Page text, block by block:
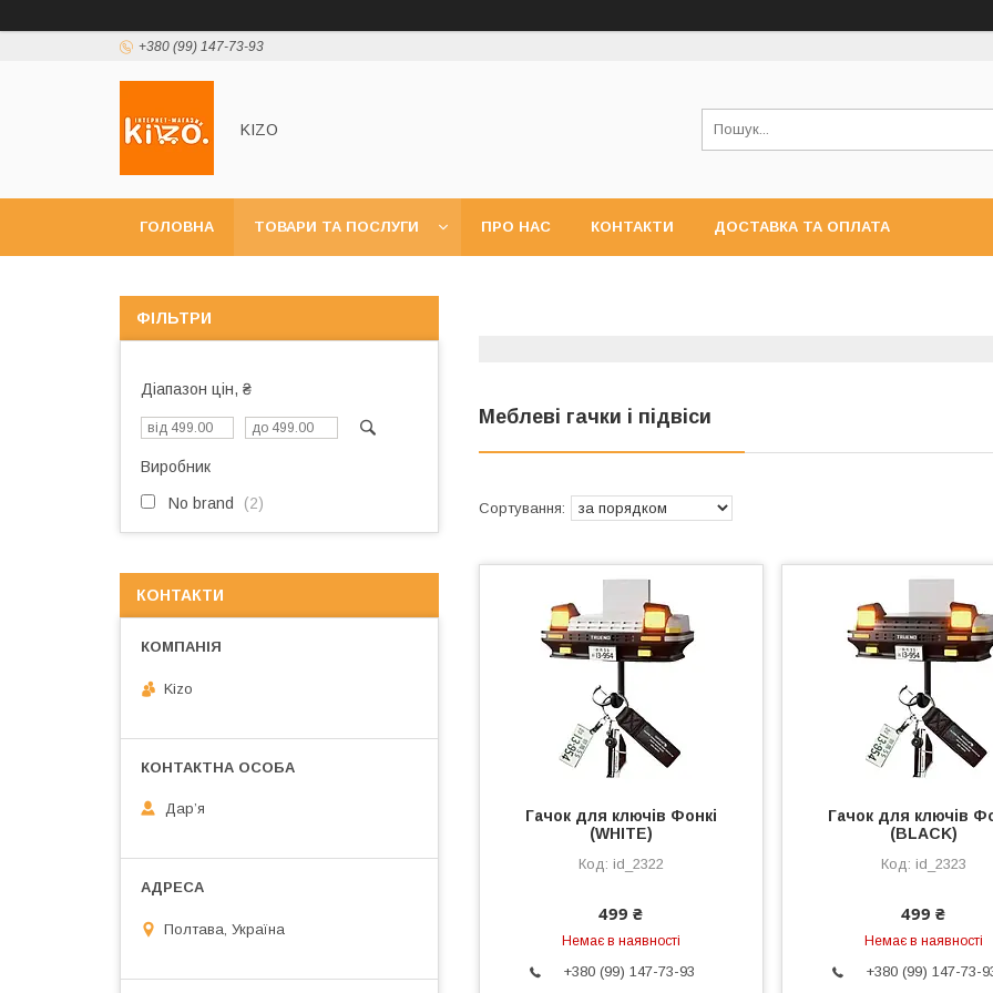
+380 (99) 147-73-93
KIZO
ГОЛОВНА ТОВАРИ ТА ПОСЛУГИ ПРО НАС КОНТАКТИ ДОСТАВКА ТА ОПЛАТА
Меблеві гачки і підвіси
Гачок для ключів Фонкі
(WHITE)
id_2322
499 ₴
Немає в наявності
+380 (99) 147-73-93
Гачок для ключів
(BLACK)
id_2323
499 ₴
Немає в наявності
+380 (99) 147-73-
ФІЛЬТРИ
Діапазон цін, ₴
Виробник
No brand 2
КОНТАКТИ
Kizo
Дарʼя
Полтава, Україна